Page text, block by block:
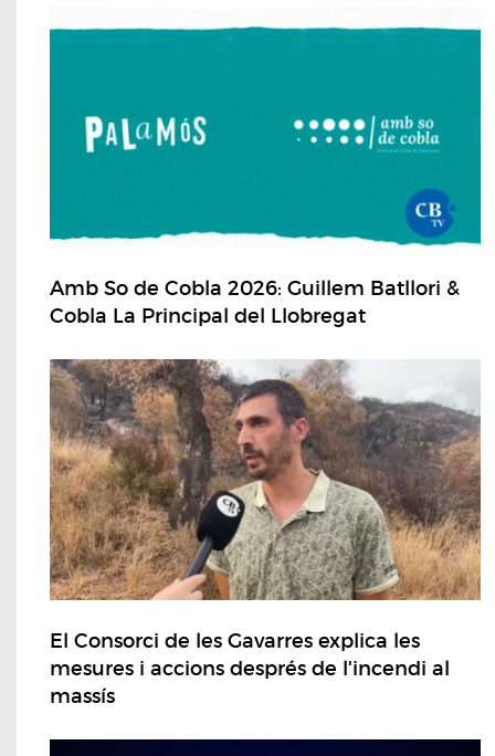
Amb So de Cobla 2026: Guillem Batllori &
Cobla La Principal del Llobregat
El Consorci de les Gavarres explica les
mesures i accions després de l'incendi al
massís